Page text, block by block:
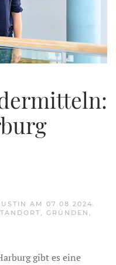
AM 07.08.2024 .
, GRÜNDEN ,
gibt es eine